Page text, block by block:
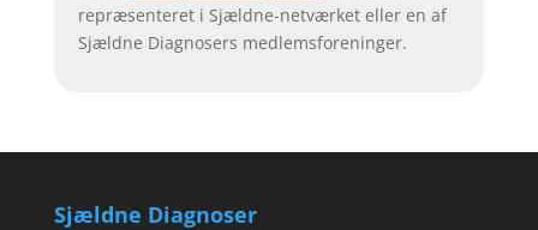
repræsenteret i Sjældne-netværket eller en af
Sjældne Diagnosers medlemsforeninger.
Sjældne Diagnoser